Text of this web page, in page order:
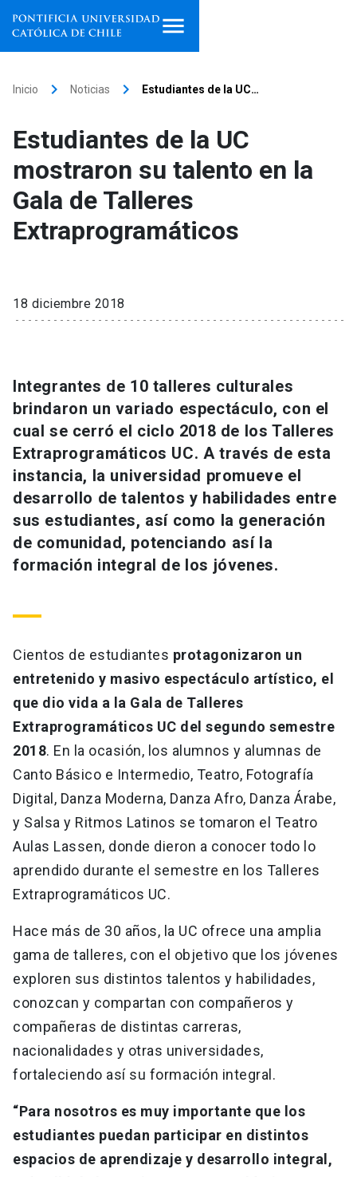
Facultades, escuelas e
institutos
Investigación
Información para keyboard_arrow_down
Futuros estudiantes
Estudiantes
Académicos
Personal
Vecinos launch
Go to english site launch
ACCESOS DIRECTOS
Admisión launch
Medios Biblioteca launch
Donaciones launch
Inicio keyboard_arrow_right Noticias keyboard_arrow_right Estudiantes de la UC…
Estudiantes de la UC
mostraron su talento en la
Gala de Talleres
Extraprogramáticos
18 diciembre 2018
Integrantes de 10 talleres culturales
brindaron un variado espectáculo, con el
cual se cerró el ciclo 2018 de los Talleres
Extraprogramáticos UC. A través de esta
instancia, la universidad promueve el
desarrollo de talentos y habilidades entre
sus estudiantes, así como la generación
de comunidad, potenciando así la
formación integral de los jóvenes.
Cientos de estudiantes protagonizaron un
entretenido y masivo espectáculo artístico, el
que dio vida a la Gala de Talleres
Extraprogramáticos UC del segundo semestre
2018. En la ocasión, los alumnos y alumnas de
Canto Básico e Intermedio, Teatro, Fotografía
Digital, Danza Moderna, Danza Afro, Danza Árabe,
y Salsa y Ritmos Latinos se tomaron el Teatro
Aulas Lassen, donde dieron a conocer todo lo
aprendido durante el semestre en los Talleres
Extraprogramáticos UC.
Hace más de 30 años, la UC ofrece una amplia
gama de talleres, con el objetivo que los jóvenes
exploren sus distintos talentos y habilidades,
conozcan y compartan con compañeros y
compañeras de distintas carreras,
nacionalidades y otras universidades,
fortaleciendo así su formación integral.
“Para nosotros es muy importante que los
estudiantes puedan participar en distintos
espacios de aprendizaje y desarrollo integral,